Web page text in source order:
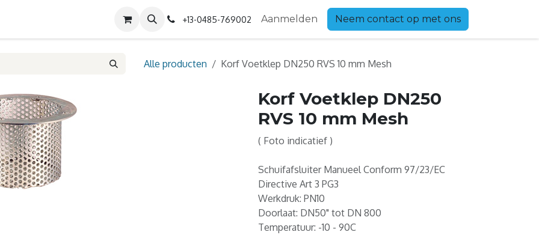
Over ons +13-0485-769002 Aanmelden Neem contact op met ons
Alle producten Korf Voetklep DN250 RVS 10 mm Mesh
Korf Voetklep DN250
RVS 10 mm Mesh
( Foto indicatief )
Schuifafsluiter Manueel Conform 97/23/EC
Directive Art 3 PG3
Werkdruk: PN10
Doorlaat: DN50" tot DN 800
Temperatuur: -10 - 90C